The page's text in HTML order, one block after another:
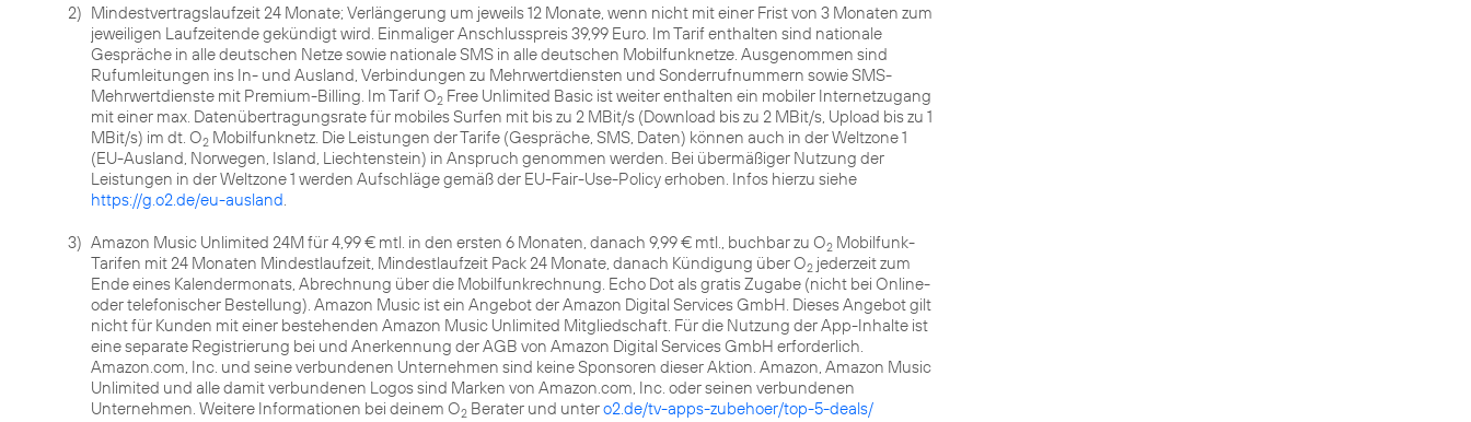
2) Mindestvertragslaufzeit 24 Monate; Verlängerung um jeweils 12 Monate, wenn nicht mit einer Frist von 3 Monaten zum
jeweiligen Laufzeitende gekündigt wird. Einmaliger Anschlusspreis 39,99 Euro. Im Tarif enthalten sind nationale
Gespräche in alle deutschen Netze sowie nationale SMS in alle deutschen Mobilfunknetze. Ausgenommen sind
Rufumleitungen ins In- und Ausland, Verbindungen zu Mehrwertdiensten und Sonderrufnummern sowie SMS-
Mehrwertdienste mit Premium-Billing. Im Tarif O2 Free Unlimited Basic ist weiter enthalten ein mobiler Internetzugang
mit einer max. Datenübertragungsrate für mobiles Surfen mit bis zu 2 MBit/s (Download bis zu 2 MBit/s, Upload bis zu 1
MBit/s) im dt. O2 Mobilfunknetz. Die Leistungen der Tarife (Gespräche, SMS, Daten) können auch in der Weltzone 1
(EU-Ausland, Norwegen, Island, Liechtenstein) in Anspruch genommen werden. Bei übermäßiger Nutzung der
Leistungen in der Weltzone 1 werden Aufschläge gemäß der EU-Fair-Use-Policy erhoben. Infos hierzu siehe
https://g.o2.de/eu-ausland
3) Amazon Music Unlimited 24M für 4,99 € mtl. in den ersten 6 Monaten, danach 9,99 € mtl., buchbar zu O2 Mobilfunk-
Tarifen mit 24 Monaten Mindestlaufzeit, Mindestlaufzeit Pack 24 Monate, danach Kündigung über O2 jederzeit zum
Ende eines Kalendermonats, Abrechnung über die Mobilfunkrechnung. Echo Dot als gratis Zugabe (nicht bei Online-
oder telefonischer Bestellung). Amazon Music ist ein Angebot der Amazon Digital Services GmbH. Dieses Angebot gilt
nicht für Kunden mit einer bestehenden Amazon Music Unlimited Mitgliedschaft. Für die Nutzung der App-Inhalte ist
eine separate Registrierung bei und Anerkennung der AGB von Amazon Digital Services GmbH erforderlich.
Amazon.com, Inc. und seine verbundenen Unternehmen sind keine Sponsoren dieser Aktion. Amazon, Amazon Music
Unlimited und alle damit verbundenen Logos sind Marken von Amazon.com, Inc. oder seinen verbundenen
Unternehmen. Weitere Informationen bei deinem O2 Berater und untero2.de/tv-apps-zubehoer/top-5-deals/